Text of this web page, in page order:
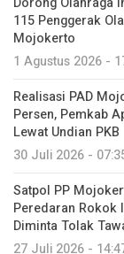
115 Penggerak
Mojokerto
1 Agustus 2026 -
Realisasi PAD
Persen, Pemkab
Lewat Undian PKB
30 Juli 2026 -
Satpol PP
Peredaran Rokok
Diminta Tolak
27 Juli 2026 -